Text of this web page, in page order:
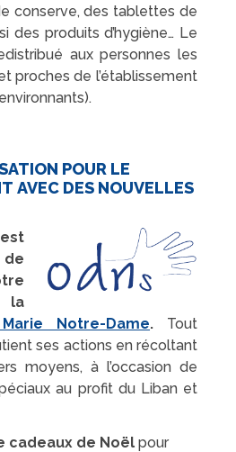
conserve, des tablettes de
des produits d’hygiène… Le
aux personnes les
proches de l’établissement
POUR LE
AVEC DES NOUVELLES
la
Notre-Dame. Tout
ses actions en récoltant
moyens, à l’occasion de
au profit du Liban et
cadeaux de Noël pour